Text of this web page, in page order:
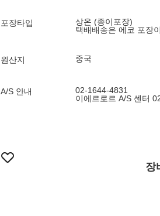
포장타입
상온 (종이포장)
택배배송은 에코 포장
원산지 중국
A/S 안내
02-1644-4831
이에르로르 A/S 센터
장